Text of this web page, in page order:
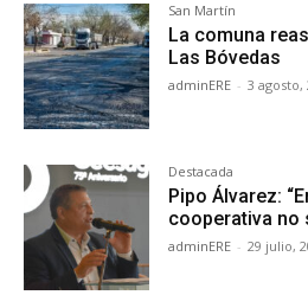
San Martín
La comuna
Las Bóvedas
adminERE - 3 agosto,
Destacada
Pipo Álvarez:
cooperativa no
adminERE - 29 julio,